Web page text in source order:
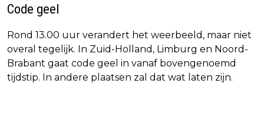
Code geel
Rond 13.00 uur verandert het weerbeeld, maar niet
overal tegelijk. In Zuid-Holland, Limburg en Noord-
Brabant gaat code geel in vanaf bovengenoemd
tijdstip. In andere plaatsen zal dat wat laten zijn.